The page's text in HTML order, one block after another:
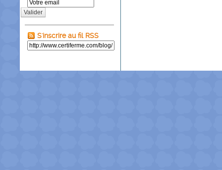
Valider
S'inscrire au fil RSS